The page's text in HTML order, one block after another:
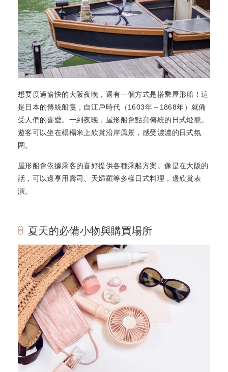
想要度過愉快的大阪夜晚，還有一個方式是搭乘屋形船！這
是日本的傳統船隻，自江戶時代（1603年～1868年）就備
受人們的喜愛。一到夜晚，屋形船會點亮傳統的日式燈籠。
遊客可以坐在榻榻米上欣賞沿岸風景，感受濃濃的日式氛
圍。
屋形船會依據乘客的喜好提供各種乘船方案。像是在大阪的
話，可以邊享用壽司、天婦羅等多樣日式料理，邊欣賞表
演。
夏天的必備小物與購買場所